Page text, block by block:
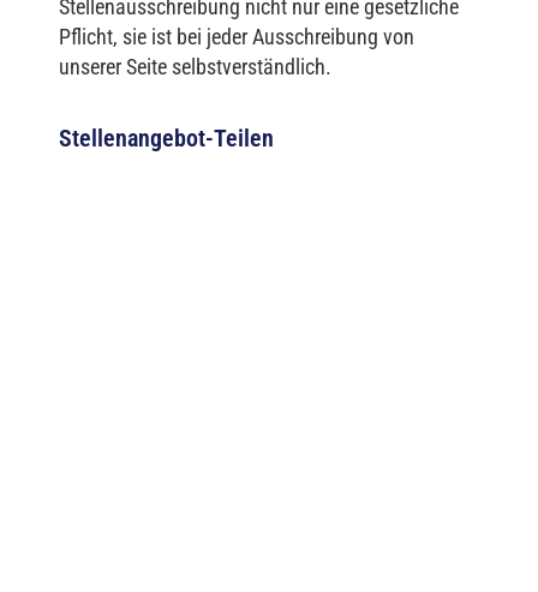
Stellenausschreibung nicht nur eine gesetzliche
Pflicht, sie ist bei jeder Ausschreibung von
unserer Seite selbstverständlich.
Stellenangebot-Teilen